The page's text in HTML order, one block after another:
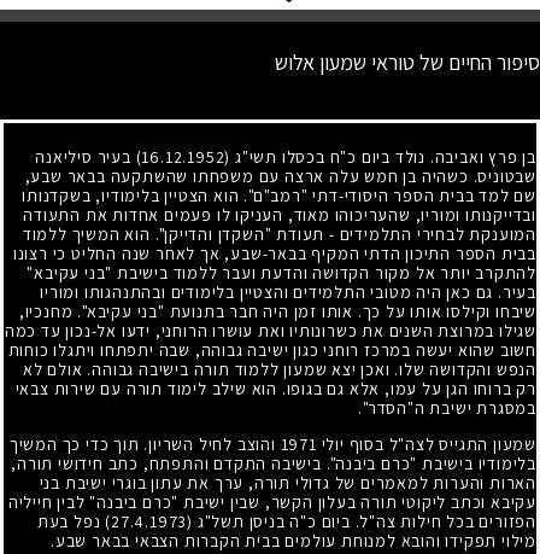
סיפור החיים של טוראי שמעון אלוש
בן פרץ ואביבה. נולד ביום כ"ח בכסלו תשי"ג (16.12.1952)
בעיר סיליאנה
שבטוניס. כשהיה בן חמש עלה ארצה עם משפחתו שהשתקעה בבאר שבע,
שם למד בבית הספר היסודי-דתי "רמב"ם". הוא הצטיין בלימודיו, בשקדנותו
ובדייקנותו ומוריו, שהעריכוהו מאוד, העניקו לו פעמים אחדות את התעודה
המוענקת לבחירי התלמידים - תעודת "השקדן והדייקן". הוא המשיך ללמוד
בבית הספר התיכון הדתי המקיף בבאר-שבע, אך לאחר שנה החליט כי רצונו
להתקרב יותר אל מקור הקדושה והדעת ועבר ללמוד בישיבת "בני עקיבא"
בעיר. גם כאן היה מטובי התלמידים והצטיין בלימודים ובהתנהגותו ומוריו
שיבחו וקילסו אותו על כך. אותו זמן היה חבר בתנועת "בני עקיבא". מחנכיו,
שגילו במרוצת השנים את כשרונותיו ואת עושרו הרוחני, ידעו אל-נכון עד כמה
חשוב שהוא יעשה במרכז רוחני כגון ישיבה גבוהה, שבה יתפתחו ויתגלו כוחות
הנפש והקדושה שלו. ואכן יצא שמעון ללמוד תורה בישיבה גבוהה. אולם לא
רק ברוחו הגן על עמו, אלא גם בגופו. הוא שילב לימוד תורה עם שירות צבאי
במסגרת ישיבת ה"הסדר".
שמעון התגייס לצה"ל בסוף יולי 1971 והוצב לחיל השריון. תוך כדי כך המשיך
בלימודיו בישיבת "כרם ביבנה". בישיבה התקדם והתפתח, כתב חידושי תורה,
הארות והערות למאמרים של גדולי תורה, ערך את עתון בוגרי ישיבת בני
עקיבא וכתב ליקוטי תורה בעלון הקשר, שבין ישיבת "כרם ביבנה" לבין חייליה
הפזורים בכל חילות צה"ל. ביום כ"ה בניסן תשל"ג (27.4.1973)
נפל בעת
מילוי תפקידו והובא למנוחת עולמים בבית הקברות הצבאי בבאר שבע.